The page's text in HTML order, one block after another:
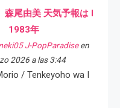
森尾由美 天気予報は I
1983年
J-PopParadiseen
2026 a las 3:44
/ Tenkeyoho wa I